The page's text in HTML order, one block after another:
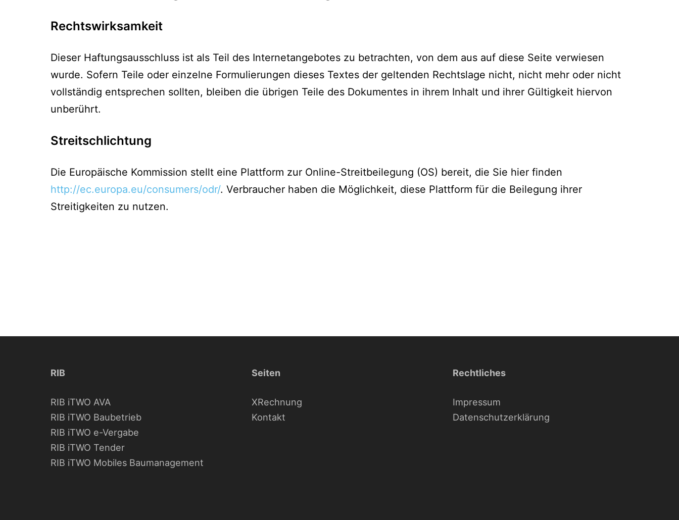
Rechtswirksamkeit
Dieser Haftungsausschluss ist als Teil des Internetangebotes zu betrachten, von dem aus auf diese Seite verwiesen
wurde. Sofern Teile oder einzelne Formulierungen dieses Textes der geltenden Rechtslage nicht, nicht mehr oder nicht
vollständig entsprechen sollten, bleiben die übrigen Teile des Dokumentes in ihrem Inhalt und ihrer Gültigkeit hiervon
unberührt.
Streitschlichtung
Die Europäische Kommission stellt eine Plattform zur Online-Streitbeilegung (OS) bereit, die Sie hier finden
http://ec.europa.eu/consumers/odr/. Verbraucher haben die Möglichkeit, diese Plattform für die Beilegung ihrer
Streitigkeiten zu nutzen.
RIB
RIB iTWO AVA
RIB iTWO Baubetrieb
RIB iTWO e-Vergabe
RIB iTWO Tender
RIB iTWO Mobiles Baumanagement
Seiten
XRechnung
Kontakt
Rechtliches
Impressum
Datenschutzerklärung